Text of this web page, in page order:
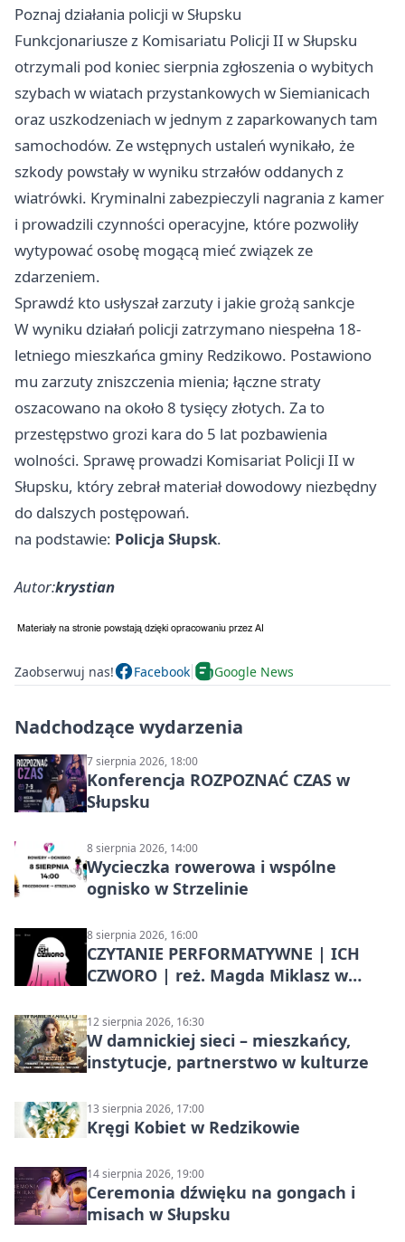
Poznaj działania policji w Słupsku
Funkcjonariusze z Komisariatu Policji II w Słupsku
otrzymali pod koniec sierpnia zgłoszenia o wybitych
szybach w wiatach przystankowych w Siemianicach
oraz uszkodzeniach w jednym z zaparkowanych tam
samochodów. Ze wstępnych ustaleń wynikało, że
szkody powstały w wyniku strzałów oddanych z
wiatrówki. Kryminalni zabezpieczyli nagrania z kamer
i prowadzili czynności operacyjne, które pozwoliły
wytypować osobę mogącą mieć związek ze
zdarzeniem.
Sprawdź kto usłyszał zarzuty i jakie grożą sankcje
W wyniku działań policji zatrzymano niespełna 18-
letniego mieszkańca gminy Redzikowo. Postawiono
mu zarzuty zniszczenia mienia; łączne straty
oszacowano na około 8 tysięcy złotych. Za to
przestępstwo grozi kara do 5 lat pozbawienia
wolności. Sprawę prowadzi Komisariat Policji II w
Słupsku, który zebrał materiał dowodowy niezbędny
do dalszych postępowań.
na podstawie: Policja Słupsk.
Autor:krystian
Zaobserwuj nas! Facebook Google News
Nadchodzące wydarzenia
7 sierpnia 2026, 18:00
Konferencja ROZPOZNAĆ CZAS w
Słupsku
8 sierpnia 2026, 14:00
Wycieczka rowerowa i wspólne
ognisko w Strzelinie
8 sierpnia 2026, 16:00
CZYTANIE PERFORMATYWNE | ICH
CZWORO | reż. Magda Miklasz w
12 sierpnia 2026, 16:30
W damnickiej sieci – mieszkańcy,
instytucje, partnerstwo w kulturze
13 sierpnia 2026, 17:00
Kręgi Kobiet w Redzikowie
14 sierpnia 2026, 19:00
Ceremonia dźwięku na gongach i
misach w Słupsku